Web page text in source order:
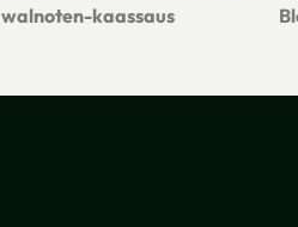
kaassaus